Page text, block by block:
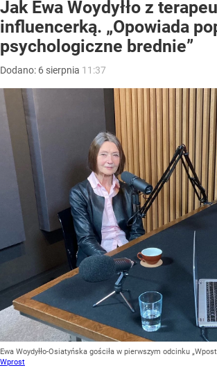
Jak Ewa Woydyłło z
influencerką. „Opowiada
psychologiczne brednie”
Dodano: 6 sierpnia 11:37
Ewa Woydyłło-Osiatyńska gościła w pierwszym odcinku
Wprost